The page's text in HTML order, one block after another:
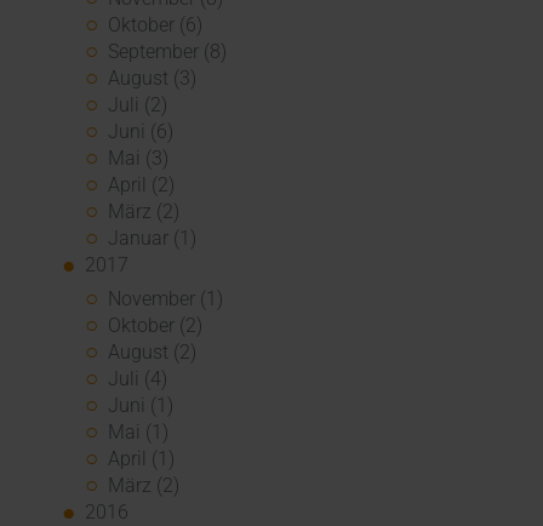
Oktober (6)
September (8)
August (3)
Juli (2)
Juni (6)
Mai (3)
April (2)
März (2)
Januar (1)
2017
November (1)
Oktober (2)
August (2)
Juli (4)
Juni (1)
Mai (1)
April (1)
März (2)
2016